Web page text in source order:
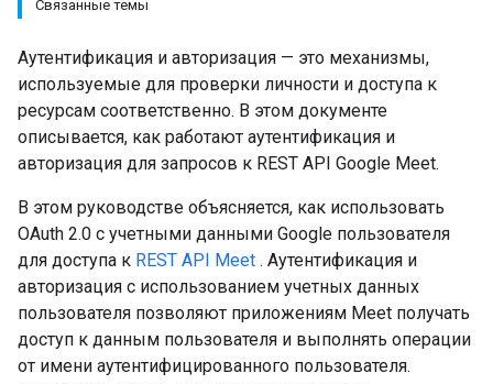
Связанные темы
Аутентификация и авторизация — это механизмы,
используемые для проверки личности и доступа к
ресурсам соответственно. В этом документе
описывается, как работают аутентификация и
авторизация для запросов к REST API Google Meet.
В этом руководстве объясняется, как использовать
OAuth 2.0 с учетными данными Google пользователя
для доступа к REST API Meet . Аутентификация и
авторизация с использованием учетных данных
пользователя позволяют приложениям Meet получать
доступ к данным пользователя и выполнять операции
от имени аутентифицированного пользователя.